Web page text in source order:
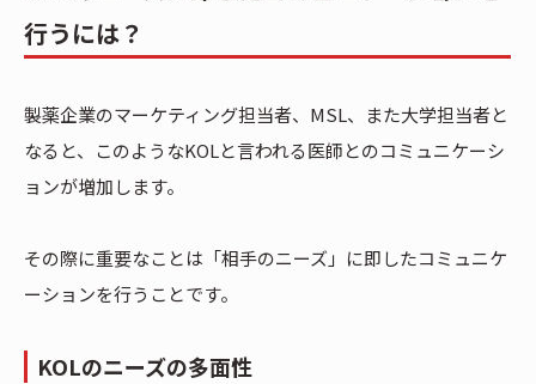
行うには？
製薬企業のマーケティング担当者、MSL、また大学担当者と
なると、このようなKOLと言われる医師とのコミュニケーシ
ョンが増加します。
その際に重要なことは「相手のニーズ」に即したコミュニケ
ーションを行うことです。
KOLのニーズの多面性